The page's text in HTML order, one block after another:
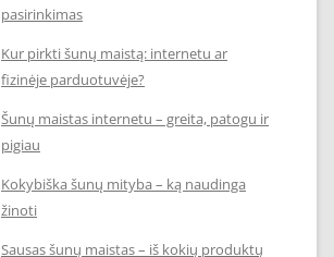
pasirinkimas
Kur pirkti šunų maistą: internetu ar
fizinėje parduotuvėje?
Šunų maistas internetu – greita, patogu ir
pigiau
Kokybiška šunų mityba – ką naudinga
žinoti
Sausas šunų maistas – iš kokių produktų